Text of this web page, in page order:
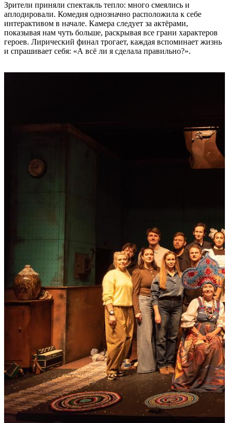
Зрители приняли спектакль тепло: много смеялись и
аплодировали. Комедия однозначно расположила к себе
интерактивом в начале. Камера следует за актёрами,
показывая нам чуть больше, раскрывая все грани характеров
героев. Лирический финал трогает, каждая вспоминает жизнь
и спрашивает себя: «А всё ли я сделала правильно?».